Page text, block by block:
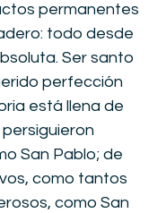
permanentes
todo desde
Ser santo
perfección
está llena de
San Pablo; de
como tantos
como San